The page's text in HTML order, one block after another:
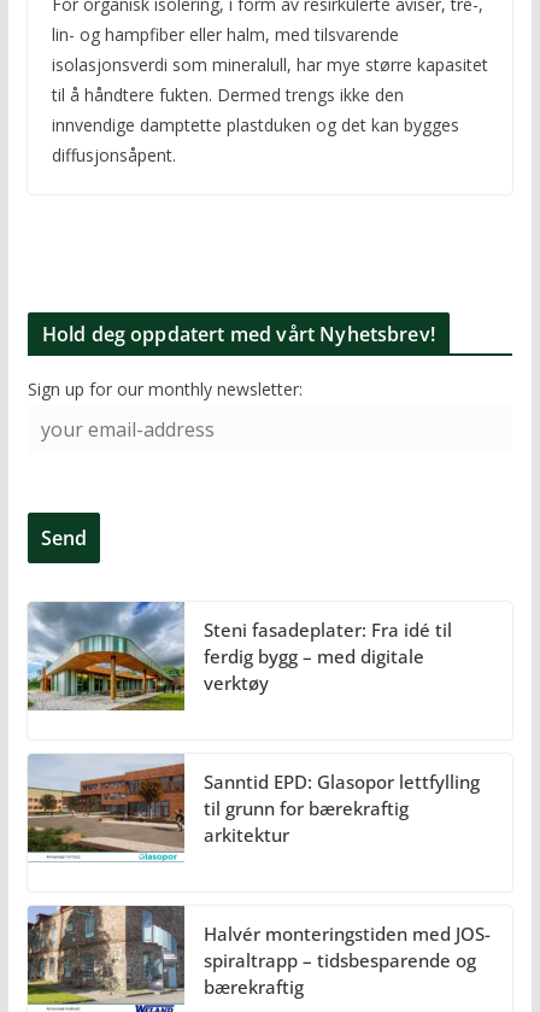
For organisk isolering, i form av resirkulerte aviser, tre-,
lin- og hampfiber eller halm, med tilsvarende
isolasjonsverdi som mineralull, har mye større kapasitet
til å håndtere fukten. Dermed trengs ikke den
innvendige damptette plastduken og det kan bygges
diffusjonsåpent.
Hold deg oppdatert med vårt Nyhetsbrev!
Sign up for our monthly newsletter:
Steni fasadeplater: Fra idé til
ferdig bygg – med digitale
verktøy
Sanntid EPD: Glasopor lettfylling
til grunn for bærekraftig
arkitektur
Halvér monteringstiden med JOS-
spiraltrapp – tidsbesparende og
bærekraftig